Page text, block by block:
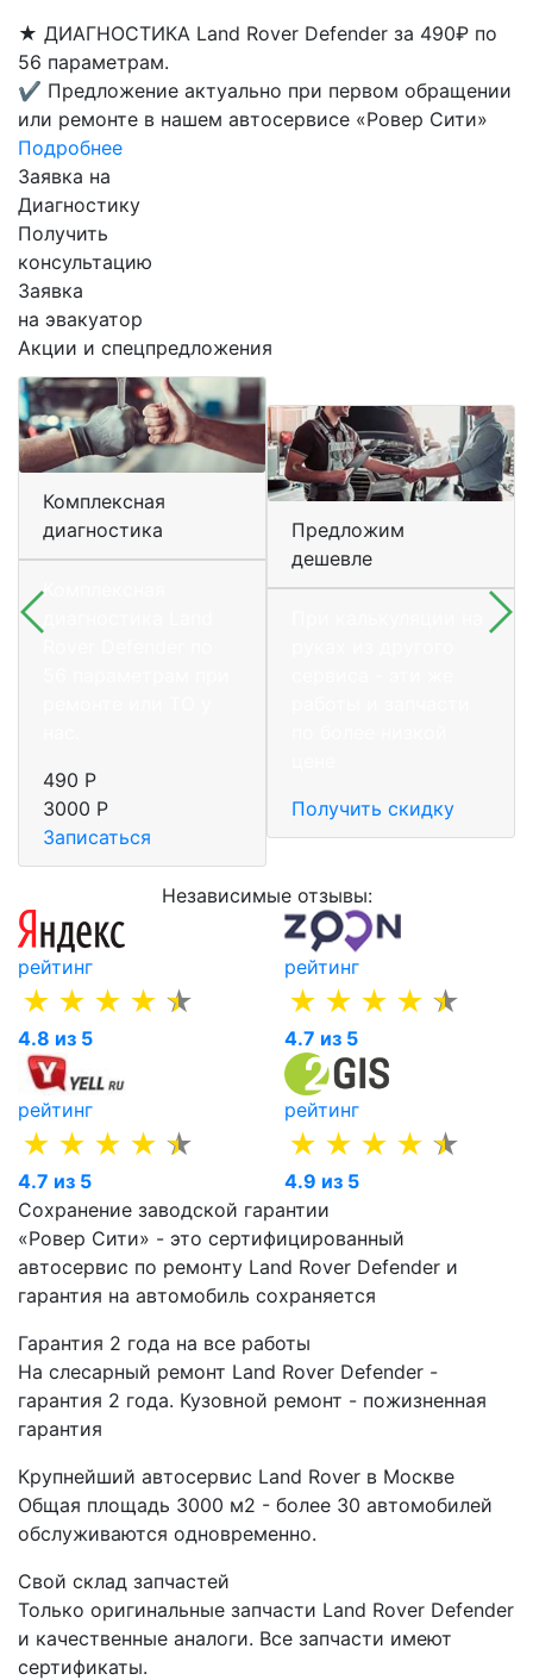
★ ДИАГНОСТИКА Land Rover Defender за 490₽ по
56 параметрам.
✔ Предложение актуально при первом обращении
или ремонте в нашем автосервисе «Ровер Сити»
Подробнее
Заявка на
Диагностику
Получить
консультацию
Заявка
на эвакуатор
Акции и спецпредложения
Комплексная
диагностика
Комплексная
490 Р
3000 Р
Записаться
Предложим
дешевле
Получить скидку
Независимые отзывы:
рейтинг
4.8 из 5
рейтинг
4.7 из 5
рейтинг
4.7 из 5
рейтинг
4.9 из 5
Сохранение заводской гарантии
«Ровер Сити» - это сертифицированный
автосервис по ремонту Land Rover Defender и
гарантия на автомобиль сохраняется
Гарантия 2 года на все работы
На слесарный ремонт Land Rover Defender -
гарантия 2 года. Кузовной ремонт - пожизненная
гарантия
Крупнейший автосервис Land Rover в Москве
Общая площадь 3000 м2 - более 30 автомобилей
обслуживаются одновременно.
Свой склад запчастей
Только оригинальные запчасти Land Rover Defender
и качественные аналоги. Все запчасти имеют
сертификаты.